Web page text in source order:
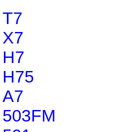
T7
X7
H7
H75
A7
503FM